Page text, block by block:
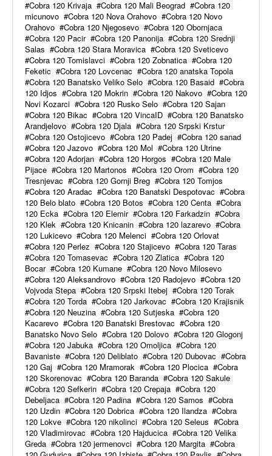
Cobra 120 Krivaja
Cobra 120 Mali Beograd
Cobra 120
micunovo
Cobra 120 Nova Orahovo
Cobra 120 Novo
Orahovo
Cobra 120 Njegosevo
Cobra 120 Obornjaca
Cobra 120 Pacir
Cobra 120 Panonija
Cobra 120 Srednji
Salas
Cobra 120 Stara Moravica
Cobra 120 Sveticevo
Cobra 120 Tomislavci
Cobra 120 Zobnatica
Cobra 120
Feketic
Cobra 120 Lovcenac
Cobra 120 anatska Topola
Cobra 120 Banatsko Veliko Selo
Cobra 120 Basaid
Cobra
120 Idjos
Cobra 120 Mokrin Cobra 120 Nakovo
Cobra 120
Novi Kozarci
Cobra 120 Rusko Selo
Cobra 120 Sajan
Cobra 120 Bikac
Cobra 120 VincaID
Cobra 120 Banatsko
Arandjelovo
Cobra 120 Djala
Cobra 120 Srpski Krstur
Cobra 120 Ostojicevo
Cobra 120 Padej
Cobra 120 sanad
Cobra 120 Jazovo
Cobra 120 Mol
Cobra 120 Utrine
Cobra 120 Adorjan
Cobra 120 Horgos
Cobra 120 Male
Pijace
Cobra 120 Martonos Cobra 120 Orom
Cobra 120
Tresnjevac
Cobra 120 Gornji Breg
Cobra 120 Tomjos
Cobra 120 Aradac
Cobra 120 Banatski Despotovac
Cobra
120 Belo blato
Cobra 120 Botos Cobra 120 Centa
Cobra
120 Ecka
Cobra 120 Elemir Cobra 120 Farkadzin
Cobra
120 Klek
Cobra 120 Knicanin Cobra 120 lazarevo
Cobra
120 Lukicevo
Cobra 120 Melenci
Cobra 120 Orlovat
Cobra 120 Perlez
Cobra 120 Stajicevo
Cobra 120 Taras
Cobra 120 Tomasevac
Cobra 120 Zlatica
Cobra 120
Bocar
Cobra 120 Kumane
Cobra 120 Novo Milosevo
Cobra 120 Aleksandrovo
Cobra 120 Radojevo
Cobra 120
Vojvoda Stepa
Cobra 120 Srpski Itebej
Cobra 120 Torak
Cobra 120 Torda
Cobra 120 Jarkovac
Cobra 120 Krajisnik
Cobra 120 Neuzina
Cobra 120 Sutjeska
Cobra 120
Kacarevo
Cobra 120 Banatski Brestovac
Cobra 120
Banatsko Novo Selo
Cobra 120 Dolovo
Cobra 120 Glogonj
Cobra 120 Jabuka
Cobra 120 Omoljica
Cobra 120
Bavaniste
Cobra 120 Deliblato Cobra 120 Dubovac
Cobra
120 Gaj
Cobra 120 Mramorak Cobra 120 Plocica
Cobra
120 Skorenovac
Cobra 120 Baranda
Cobra 120 Sakule
Cobra 120 Sefkerin
Cobra 120 Crepaja
Cobra 120
Debeljaca
Cobra 120 Padina Cobra 120 Samos
Cobra
120 Uzdin
Cobra 120 Dobrica Cobra 120 Ilandza
Cobra
120 Lokve
Cobra 120 nikolinci Cobra 120 Seleus
Cobra
120 Vladimirovac
Cobra 120 Hajducica
Cobra 120 Velika
Greda
Cobra 120 jermenovci Cobra 120 Margita
Cobra